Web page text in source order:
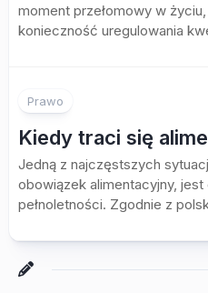
moment przełomowy w
konieczność uregulowania
Prawo
Kiedy traci się
Jedną z najczęstszych
obowiązek alimentacyjny,
pełnoletności. Zgodnie z